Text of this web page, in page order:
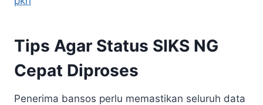
Tips Agar Status SIKS NG
Cepat Diproses
Penerima bansos perlu memastikan seluruh data